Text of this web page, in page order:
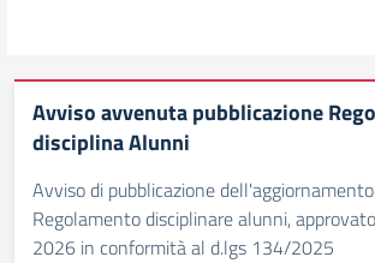
Avviso avvenuta pubblicazione
disciplina Alunni
Avviso di pubblicazione
Regolamento disciplinare alunni,
2026 in conformità al d.lgs 134/2025